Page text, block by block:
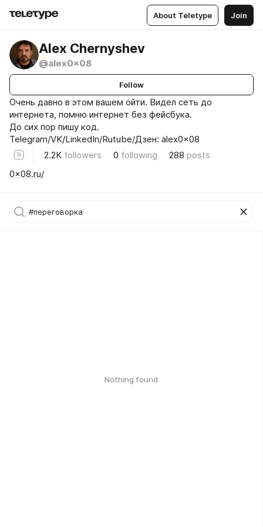
About Teletype Join
Alex Chernyshev
@alex0x08
Follow
Очень давно в этом вашем ойти. Видел сеть до
интернета, помню интернет без фейсбука.
До сих пор пишу код.
Telegram/VK/LinkedIn/Rutube/Дзен: alex0x08
2.2K followers 0 following 288 posts
0x08.ru/
Nothing found